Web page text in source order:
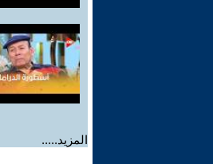
المزيد.....